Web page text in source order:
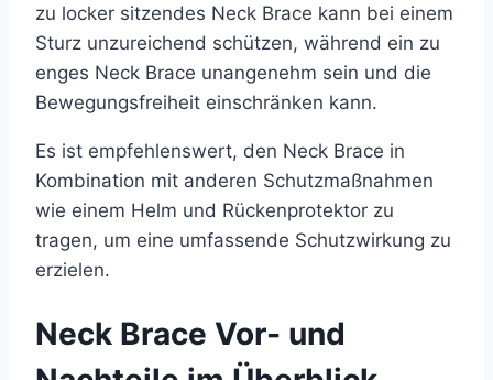
zu locker sitzendes Neck Brace kann bei einem
Sturz unzureichend schützen, während ein zu
enges Neck Brace unangenehm sein und die
Bewegungsfreiheit einschränken kann.
Es ist empfehlenswert, den Neck Brace in
Kombination mit anderen Schutzmaßnahmen
wie einem Helm und Rückenprotektor zu
tragen, um eine umfassende Schutzwirkung zu
erzielen.
Neck Brace Vor- und